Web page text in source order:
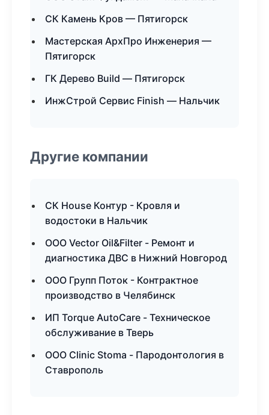
СК Камень Кров — Пятигорск
Мастерская АрхПро Инженерия —
Пятигорск
ГК Дерево Build — Пятигорск
ИнжСтрой Сервис Finish — Нальчик
Другие компании
СК House Контур - Кровля и
водостоки в Нальчик
ООО Vector Oil&Filter - Ремонт и
диагностика ДВС в Нижний Новгород
ООО Групп Поток - Контрактное
производство в Челябинск
ИП Torque AutoCare - Техническое
обслуживание в Тверь
ООО Clinic Stoma - Пародонтология в
Ставрополь